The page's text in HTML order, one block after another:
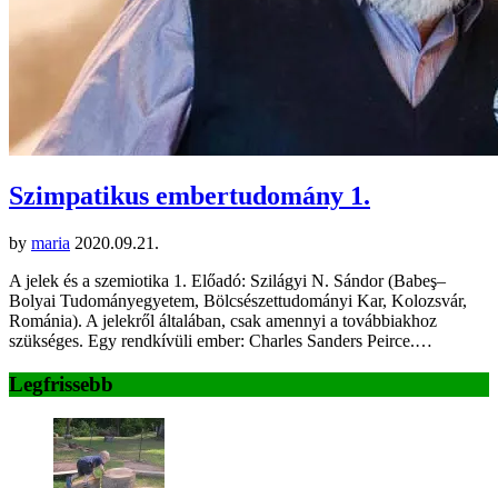
Szimpatikus embertudomány 1.
by maria 2020.09.21.
A jelek és a szemiotika 1. Előadó: Szilágyi N. Sándor (Babeş–
Bolyai Tudományegyetem, Bölcsészettudományi Kar, Kolozsvár,
Románia). A jelekről általában, csak amennyi a továbbiakhoz
szükséges. Egy rendkívüli ember: Charles Sanders Peirce.…
Legfrissebb